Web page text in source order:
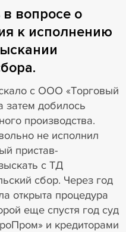
вопросе о
к исполнению
с ООО «Торговый
затем добилось
производства.
не исполнил
пристав-
с ТД
сбор. Через год
открыта процедура
еще спустя год суд
и кредиторами